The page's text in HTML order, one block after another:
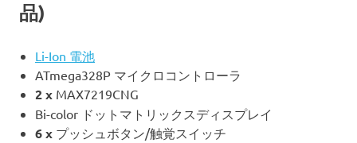
品)
Li-Ion 電池
ATmega328P マイクロコントローラ
2 x MAX7219CNG
Bi-color ドットマトリックスディスプレイ
6 x プッシュボタン/触覚スイッチ